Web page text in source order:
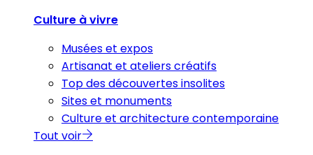
Culture à vivre
Musées et expos
Artisanat et ateliers créatifs
Top des découvertes insolites
Sites et monuments
Culture et architecture contemporaine
Tout voir